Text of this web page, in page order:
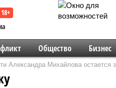
Общество Бизнес
Александра Михайлова остается